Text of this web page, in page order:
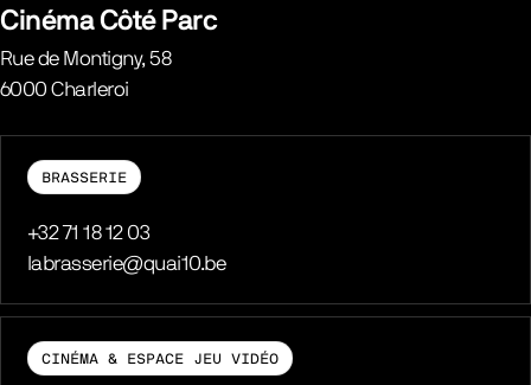
Cinéma Côté Parc
Rue de Montigny, 58
6000 Charleroi
BRASSERIE
Téléphone
+32 71 18 12 03
E-mail
labrasserie@quai10.be
CINÉMA & ESPACE JEU VIDÉO